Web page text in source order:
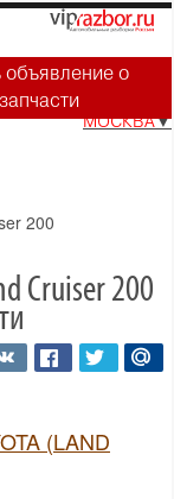
объявление о
МОСКВА▼
200
Cruiser 200